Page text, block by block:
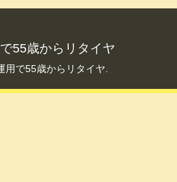
55歳からリタイヤ
で55歳からリタイヤ.